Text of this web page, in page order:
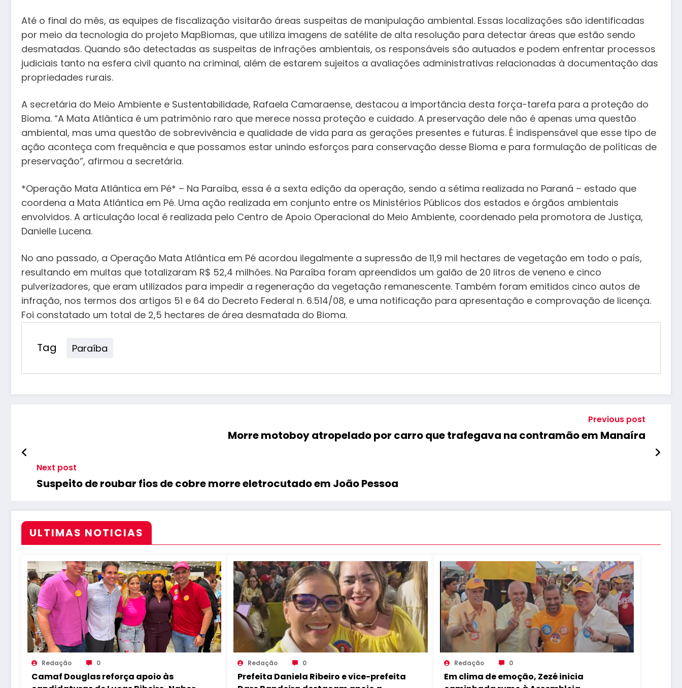
Até o final do mês, as equipes de fiscalização visitarão áreas suspeitas de manipulação ambiental. Essas localizações são identificadas
por meio da tecnologia do projeto MapBiomas, que utiliza imagens de satélite de alta resolução para detectar áreas que estão sendo
desmatadas. Quando são detectadas as suspeitas de infrações ambientais, os responsáveis são autuados e podem enfrentar processos
judiciais tanto na esfera civil quanto na criminal, além de estarem sujeitos a avaliações administrativas relacionadas à documentação das
propriedades rurais.
A secretária do Meio Ambiente e Sustentabilidade, Rafaela Camaraense, destacou a importância desta força-tarefa para a proteção do
Bioma. “A Mata Atlântica é um patrimônio raro que merece nossa proteção e cuidado. A preservação dele não é apenas uma questão
ambiental, mas uma questão de sobrevivência e qualidade de vida para as gerações presentes e futuras. É indispensável que esse tipo de
ação aconteça com frequência e que possamos estar unindo esforços para conservação desse Bioma e para formulação de políticas de
preservação”, afirmou a secretária.
*Operação Mata Atlântica em Pé* – Na Paraíba, essa é a sexta edição da operação, sendo a sétima realizada no Paraná – estado que
coordena a Mata Atlântica em Pé. Uma ação realizada em conjunto entre os Ministérios Públicos dos estados e órgãos ambientais
envolvidos. A articulação local é realizada pelo Centro de Apoio Operacional do Meio Ambiente, coordenado pela promotora de Justiça,
Danielle Lucena.
No ano passado, a Operação Mata Atlântica em Pé acordou ilegalmente a supressão de 11,9 mil hectares de vegetação em todo o país,
resultando em multas que totalizaram R$ 52,4 milhões. Na Paraíba foram apreendidos um galão de 20 litros de veneno e cinco
pulverizadores, que eram utilizados para impedir a regeneração da vegetação remanescente. Também foram emitidos cinco autos de
infração, nos termos dos artigos 51 e 64 do Decreto Federal n. 6.514/08, e uma notificação para apresentação e comprovação de licença.
Foi constatado um total de 2,5 hectares de área desmatada do Bioma.
Tag Paraíba
Previous post
Morre motoboy atropelado por carro que trafegava na contramão em Manaíra
Next post
Suspeito de roubar fios de cobre morre eletrocutado em João Pessoa
ULTIMAS NOTICIAS
Redação 0
Camaf Douglas reforça apoio às
Redação 0
Prefeita Daniela Ribeiro e vice-prefeita
Redação 0
Em clima de emoção, Zezé inicia